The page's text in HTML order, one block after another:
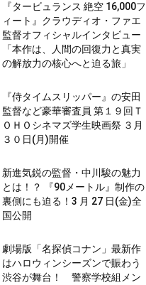
『タービュランス 絶空 16,000フ
ィート』クラウディオ・ファエ
監督オフィシャルインタビュー
「本作は、人間の回復力と真実
の解放力の核心へと迫る旅」
『侍タイムスリッパー』の安田
監督など豪華審査員 第１９回Ｔ
ＯＨＯシネマズ学生映画祭 ３月
３０日(月)開催
新進気鋭の監督・中川駿の魅力
とは！？ 『90メートル』制作の
裏側にも迫る！3 月 27 日(金)全
国公開
劇場版「名探偵コナン」最新作
はハロウィンシーズンで賑わう
渋谷が舞台！ 警察学校組メン